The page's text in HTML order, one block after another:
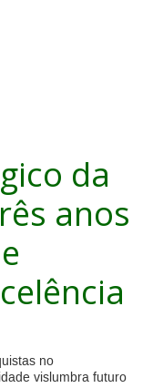
da
anos
no
vislumbra futuro